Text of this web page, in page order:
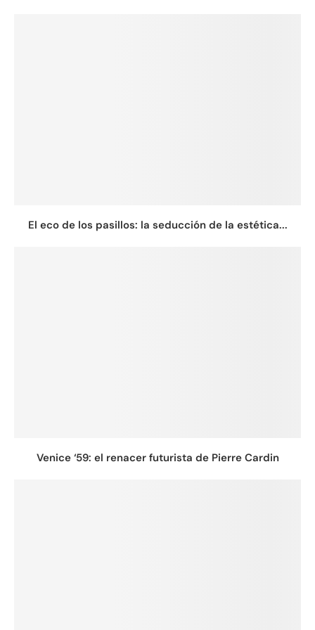
El eco de los pasillos: la seducción de la estética...
Venice ‘59: el renacer futurista de Pierre Cardin